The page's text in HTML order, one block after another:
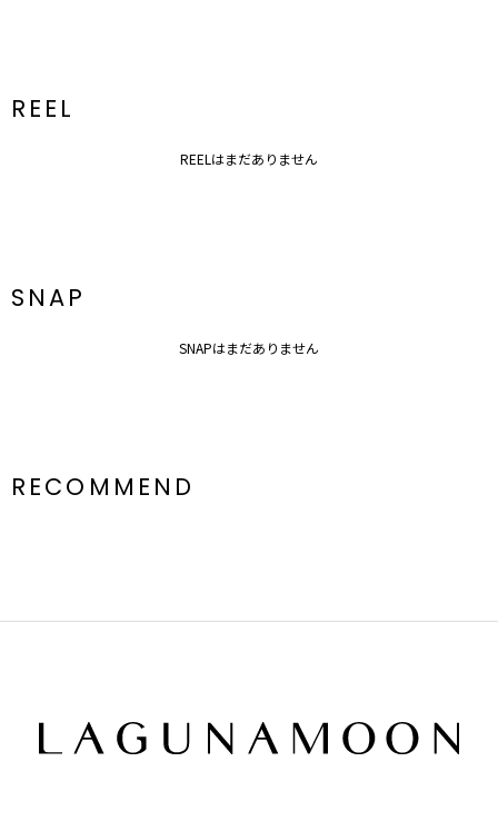
REEL
REELはまだありません
SNAP
SNAPはまだありません
RECOMMEND